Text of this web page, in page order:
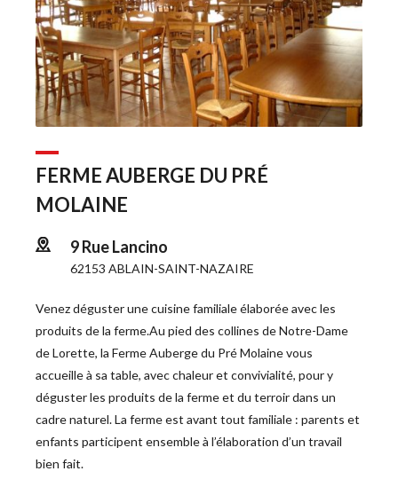
FERME AUBERGE DU PRÉ
MOLAINE
9 Rue Lancino
62153 ABLAIN-SAINT-NAZAIRE
Venez déguster une cuisine familiale élaborée avec les
produits de la ferme.Au pied des collines de Notre-Dame
de Lorette, la Ferme Auberge du Pré Molaine vous
accueille à sa table, avec chaleur et convivialité, pour y
déguster les produits de la ferme et du terroir dans un
cadre naturel. La ferme est avant tout familiale : parents et
enfants participent ensemble à l’élaboration d’un travail
bien fait.